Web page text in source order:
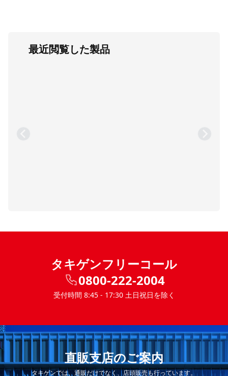
最近閲覧した製品
タキゲンフリーコール
0800-222-2004
受付時間 8:45 - 17:30 土日祝日を除く
直販支店のご案内
タキゲンでは、通販だけでなく、店頭販売も行っています。